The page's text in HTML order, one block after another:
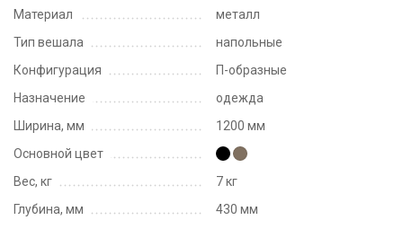
Материал
металл
Тип вешала
напольные
Конфигурация
П-образные
Назначение
одежда
Ширина, мм
1200 мм
Основной цвет
Вес, кг
7 кг
Глубина, мм
430 мм